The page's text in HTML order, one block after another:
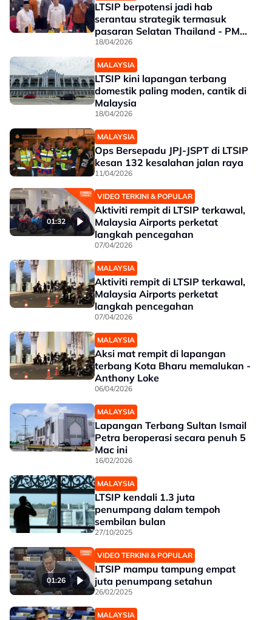
LTSIP berpotensi jadi hab
serantau strategik termasuk
pasaran Selatan Thailand - PM
Anwar
18/04/2026
MALAYSIA
LTSIP kini lapangan terbang
domestik paling moden, cantik di
Malaysia
18/04/2026
MALAYSIA
Ops Bersepadu JPJ-JSPT di LTSIP
kesan 132 kesalahan jalan raya
11/04/2026
01:32
VIDEO TERKINI & POPULAR
Aktiviti rempit di LTSIP terkawal,
Malaysia Airports perketat
langkah pencegahan
07/04/2026
MALAYSIA
Aktiviti rempit di LTSIP terkawal,
Malaysia Airports perketat
langkah pencegahan
07/04/2026
MALAYSIA
Aksi mat rempit di lapangan
terbang Kota Bharu memalukan -
Anthony Loke
06/04/2026
MALAYSIA
Lapangan Terbang Sultan Ismail
Petra beroperasi secara penuh 5
Mac ini
16/02/2026
MALAYSIA
LTSIP kendali 1.3 juta
penumpang dalam tempoh
sembilan bulan
27/10/2025
01:26
VIDEO TERKINI & POPULAR
LTSIP mampu tampung empat
juta penumpang setahun
26/02/2025
MALAYSIA